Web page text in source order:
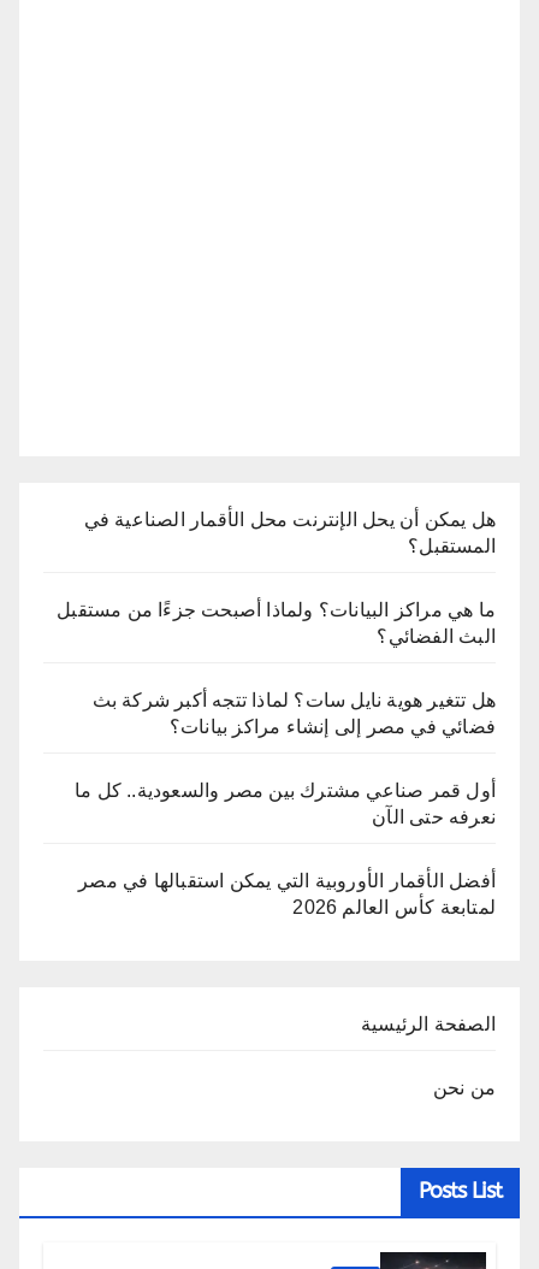
هل يمكن أن يحل الإنترنت محل الأقمار الصناعية في
المستقبل؟
ما هي مراكز البيانات؟ ولماذا أصبحت جزءًا من مستقبل
البث الفضائي؟
هل تتغير هوية نايل سات؟ لماذا تتجه أكبر شركة بث
فضائي في مصر إلى إنشاء مراكز بيانات؟
أول قمر صناعي مشترك بين مصر والسعودية.. كل ما
نعرفه حتى الآن
أفضل الأقمار الأوروبية التي يمكن استقبالها في مصر
لمتابعة كأس العالم 2026
الصفحة الرئيسية
من نحن
Posts List